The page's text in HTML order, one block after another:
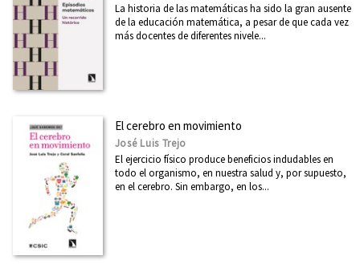
La historia de las matemáticas ha sido la gran ausente
de la educación matemática, a pesar de que cada vez
más docentes de diferentes nivele...
El cerebro en movimiento
José Luis Trejo
El ejercicio físico produce beneficios indudables en
todo el organismo, en nuestra salud y, por supuesto,
en el cerebro. Sin embargo, en los...